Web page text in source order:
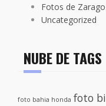
Fotos de
Uncategorized
NUBE DE TAGS
foto bahia honda foto